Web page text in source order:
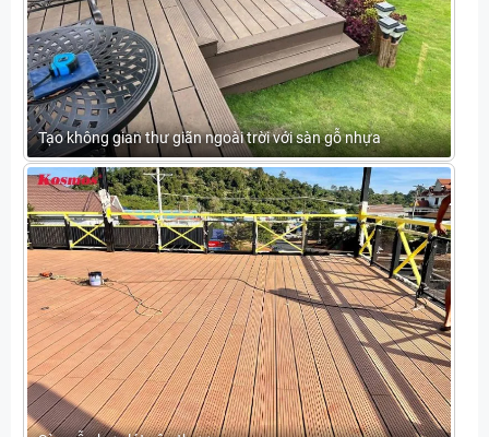
Tạo không gian thư giãn ngoài trời với sàn gỗ nhựa